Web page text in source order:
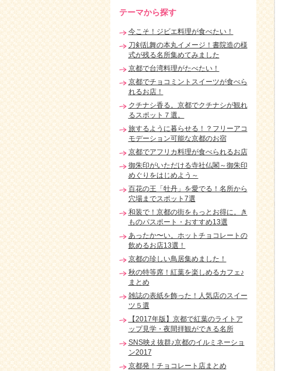
テーマから探す
今こそ！ジビエ料理が食べたい！
刀剣乱舞の本丸イメージ！書院造の様
式が残る名所集めてみました
京都で台湾料理がたべたい！
京都でチョコミントスイーツが食べら
れるお店！
クチナシ香る。京都でクチナシが観れ
るスポット７選。
旅するように暮らせる！？フリーアコ
モデーション可能な京都のお宿
京都でアフリカ料理が食べられるお店
御朱印がいただける寺社仏閣～御朱印
めぐりをはじめよう～
百花の王「牡丹」を愛でる！名所から
穴場までスポット7選
和装で！京都の街をもっとお得に。き
ものパスポート・おすすめ13選
あったか〜い。ホットチョコレートの
飲めるお店13選！
京都の珍しい鳥居集めました！
秋の特等席！紅葉を楽しめるカフェ♪
まとめ
雑誌の表紙を飾った！人気店のスイー
ツ５選
【2017年版】京都で紅葉のライトア
ップ見学・夜間拝観ができる名所
SNS映え抜群♪京都のイルミネーショ
ン2017
京都発！チョコレート店まとめ